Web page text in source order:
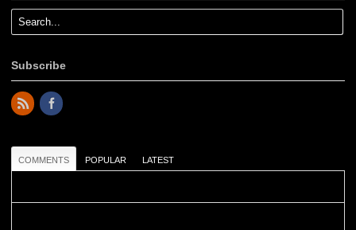
Subscribe
COMMENTS POPULAR LATEST